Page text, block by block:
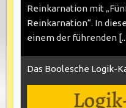
Reinkarnation mit
Reinkarnation“. In
einem der führenden
Das Boolesche Logik-